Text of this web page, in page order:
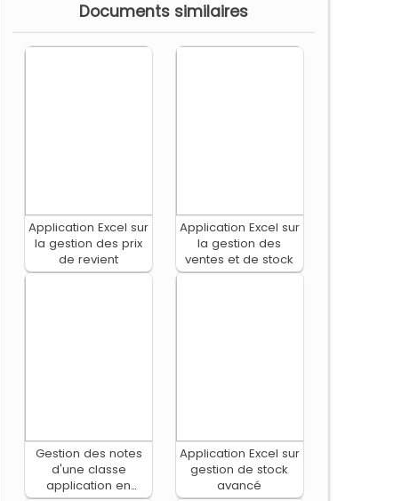
Documents similaires
Application Excel sur
la gestion des prix
de revient
Application Excel sur
la gestion des
ventes et de stock
Gestion des notes
d'une classe
application en
Application Excel sur
gestion de stock
avancé